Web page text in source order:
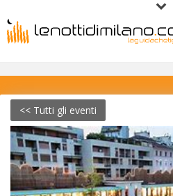
<< Tutti gli eventi